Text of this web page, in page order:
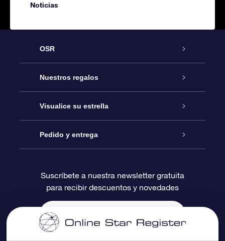
Noticias
OSR
Atención
Contáctanos
Blog
Reseñas
Nuestros regalos
Regalo Estrella Online
Paquete de Regalo OSR
Tarjeta de Regalo OSR
Regalos empresariales
Visualice su estrella
Registro estelar
Página de Estrella Personalizada
Un Millón de Estrellas
Pedido y entrega
Información de Pago
Información de Envío
Suscríbete a nuestra newsletter gratuita
para recibir descuentos y novedades